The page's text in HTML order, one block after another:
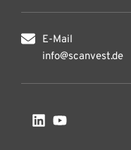
E-Mail
info@scanvest.de